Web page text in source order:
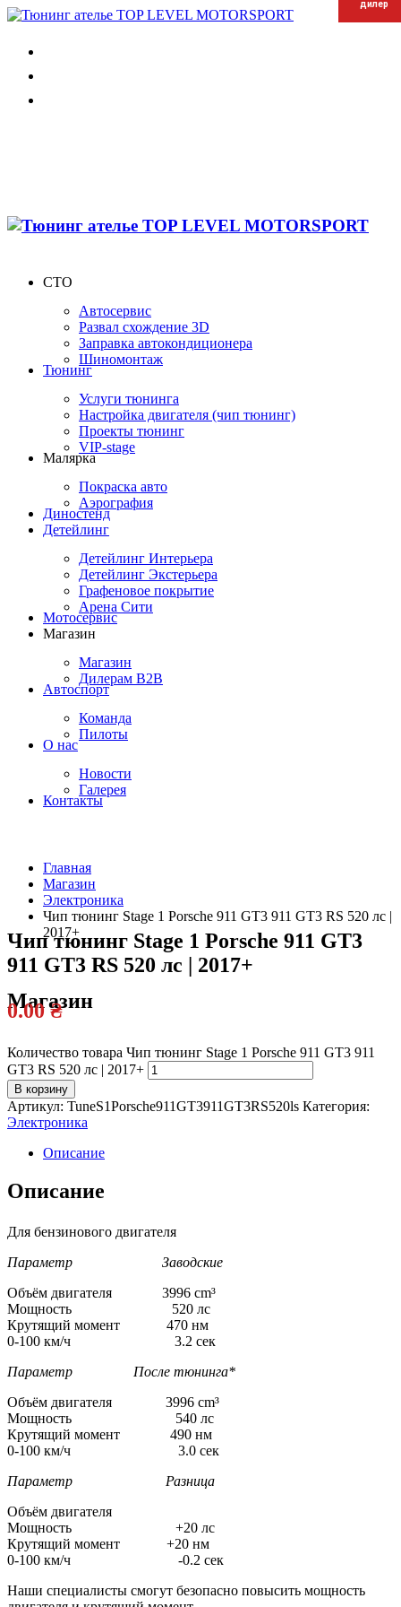
СТО
Автосервис
Развал схождение 3D
Заправка автокондиционера
Шиномонтаж
Тюнинг
Услуги тюнинга
Настройка двигателя (чип тюнинг)
Проекты тюнинг
VIP-stage
Малярка
Покраска авто
Аэрография
Диностенд
Детейлинг
Детейлинг Интерьера
Детейлинг Экстерьера
Графеновое покрытие
Арена Сити
Мотосервис
Магазин
Магазин
Дилерам B2B
Автоспорт
Команда
Пилоты
О нас
Новости
Галерея
Контакты
Главная
Магазин
Электроника
Чип тюнинг Stage 1 Porsche 911 GT3 911 GT3 RS 520 лс |
2017+
Магазин
Чип тюнинг Stage 1 Porsche 911 GT3
911 GT3 RS 520 лс | 2017+
0.00₴
Количество товара Чип тюнинг Stage 1 Porsche 911 GT3 911
GT3 RS 520 лс | 2017+
В корзину
Артикул: TuneS1Porsche911GT3911GT3RS520ls Категория:
Электроника
Описание
Описание
Для бензинового двигателя
Параметр Заводские
Объём двигателя 3996 cm³
Мощность 520 лс
Крутящий момент 470 нм
0-100 км/ч 3.2 сек
Параметр После тюнинга*
Объём двигателя 3996 cm³
Мощность 540 лс
Крутящий момент 490 нм
0-100 км/ч 3.0 сек
Параметр Разница
Объём двигателя
Мощность +20 лс
Крутящий момент +20 нм
0-100 км/ч -0.2 сек
Наши специалисты смогут безопасно повысить мощность
дилер
дилер
дилер